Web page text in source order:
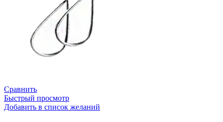
Сравнить
Быстрый просмотр
Добавить в список желаний